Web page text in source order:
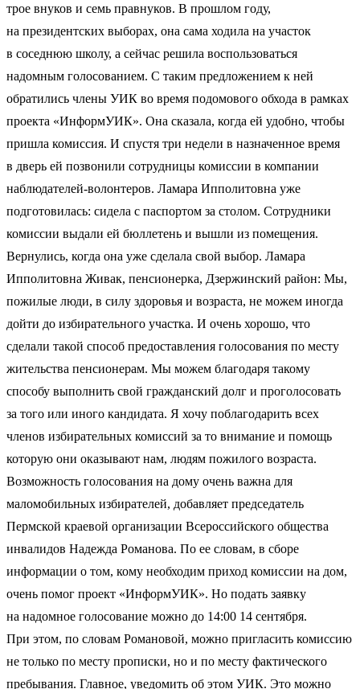
трое внуков и семь правнуков. В прошлом году,
на президентских выборах, она сама ходила на участок
в соседнюю школу, а сейчас решила воспользоваться
надомным голосованием. С таким предложением к ней
обратились члены УИК во время подомового обхода в рамках
проекта «ИнформУИК». Она сказала, когда ей удобно, чтобы
пришла комиссия. И спустя три недели в назначенное время
в дверь ей позвонили сотрудницы комиссии в компании
наблюдателей-волонтеров. Ламара Ипполитовна уже
подготовилась: сидела с паспортом за столом. Сотрудники
комиссии выдали ей бюллетень и вышли из помещения.
Вернулись, когда она уже сделала свой выбор. Ламара
Ипполитовна Живак, пенсионерка, Дзержинский район: Мы,
пожилые люди, в силу здоровья и возраста, не можем иногда
дойти до избирательного участка. И очень хорошо, что
сделали такой способ предоставления голосования по месту
жительства пенсионерам. Мы можем благодаря такому
способу выполнить свой гражданский долг и проголосовать
за того или иного кандидата. Я хочу поблагодарить всех
членов избирательных комиссий за то внимание и помощь
которую они оказывают нам, людям пожилого возраста.
Возможность голосования на дому очень важна для
маломобильных избирателей, добавляет председатель
Пермской краевой организации Всероссийского общества
инвалидов Надежда Романова. По ее словам, в сборе
информации о том, кому необходим приход комиссии на дом,
очень помог проект «ИнформУИК». Но подать заявку
на надомное голосование можно до 14:00 14 сентября.
При этом, по словам Романовой, можно пригласить комиссию
не только по месту прописки, но и по месту фактического
пребывания. Главное, уведомить об этом УИК. Это можно